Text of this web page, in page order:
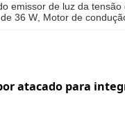
emissor de luz da tensão
36 W Motor de
atacado para